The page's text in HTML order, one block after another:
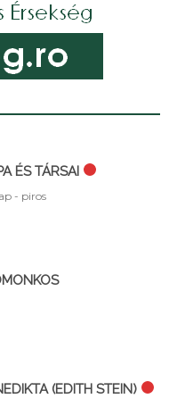
ÉS TÁRSAI
- piros
(EDITH STEIN)